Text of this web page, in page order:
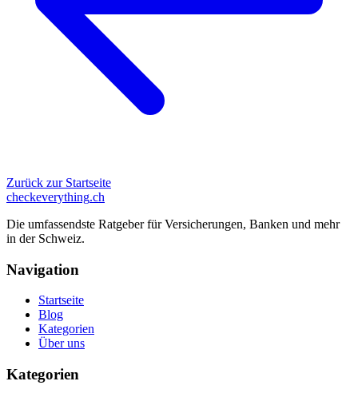
Zurück zur Startseite
checkeverything.ch
Die umfassendste Ratgeber für Versicherungen, Banken und mehr
in der Schweiz.
Navigation
Startseite
Blog
Kategorien
Über uns
Kategorien